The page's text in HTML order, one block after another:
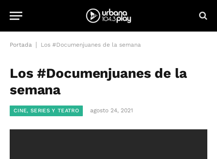
Portada Los #Documenjuanes de la semana
Los #Documenjuanes de la
semana
CINE, SERIES Y TEATRO agosto 24, 2021